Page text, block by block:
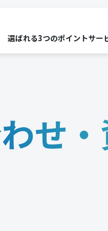
選ばれる3つのポイントサー
せ